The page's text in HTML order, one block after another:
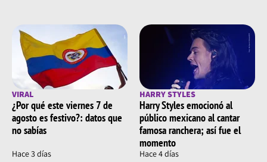
VIRAL
¿Por qué este viernes 7 de
agosto es festivo?: datos que
no sabías
Hace 3 días
HARRY STYLES
Harry Styles emocionó al
público mexicano al cantar
famosa ranchera; así fue el
momento
Hace 4 días